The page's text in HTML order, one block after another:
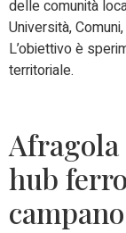
delle comunità
Università,
L’obiettivo è
territoriale.
hub
campano